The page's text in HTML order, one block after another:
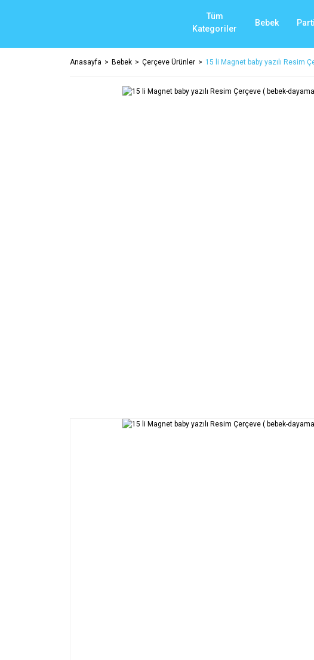
Tüm
Kategoriler
Bebek Parti
Anasayfa Bebek Çerçeve Ürünler 15 li Magnet baby yazılı Resim